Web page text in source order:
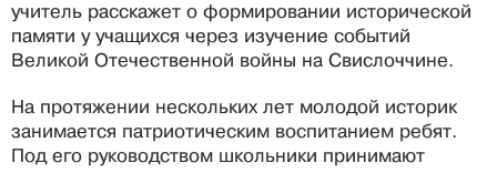
учитель расскажет о формировании исторической
памяти у учащихся через изучение событий
Великой Отечественной войны на Свислоччине.
На протяжении нескольких лет молодой историк
занимается патриотическим воспитанием ребят.
Под его руководством школьники принимают